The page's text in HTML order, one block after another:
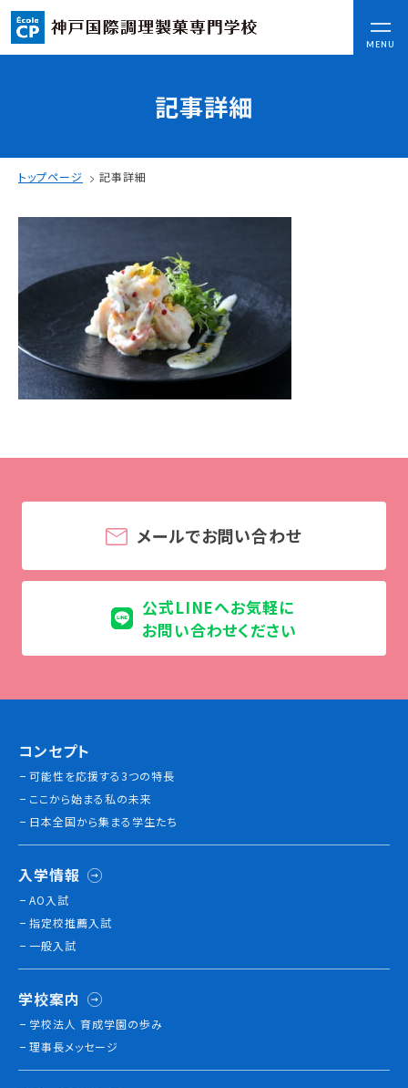
MENU
CLOSE
ここから始まる私の未来
AO入試
指定校推薦入試
一般入試
学校案内
学費・奨学金
本校独自の学費サポート制度
住まいサポート
資格・就職
資格について
インターンシップ
活躍する卒業生
学校の特長
チャレンジプログラム
フォローアップレッスン
記事詳細
トップページ 記事詳細
メールでお問い合わせ
公式LINEへお気軽に
お問い合わせください
コンセプト
可能性を応援する3つの特長
ここから始まる私の未来
日本全国から集まる学生たち
入学情報
AO入試
指定校推薦入試
一般入試
学校案内
学校法人 育成学園の歩み
理事長メッセージ